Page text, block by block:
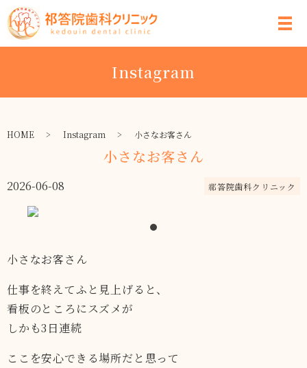
Instagram
HOME Instagram 小さなお客さん
小さなお客さん
2026-06-08 祁答院歯科クリニック
小さなお客さん
仕事を終えてふと見上げると、
看板のところにスズメが
しかも3日連続
ここを安心できる場所だと思って